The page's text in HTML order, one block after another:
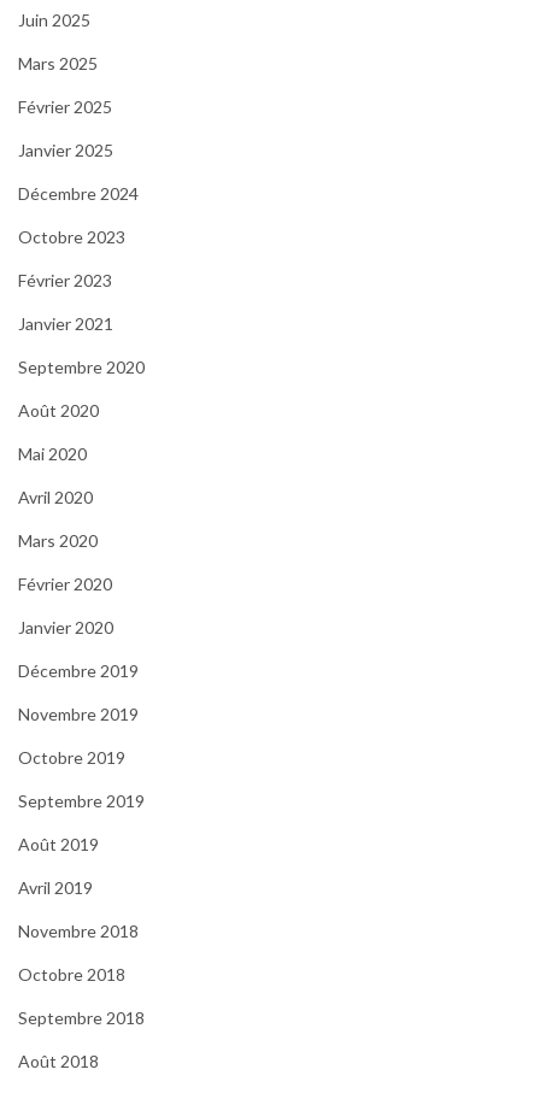
Juin 2025
Mars 2025
Février 2025
Janvier 2025
Décembre 2024
Octobre 2023
Février 2023
Janvier 2021
Septembre 2020
Août 2020
Mai 2020
Avril 2020
Mars 2020
Février 2020
Janvier 2020
Décembre 2019
Novembre 2019
Octobre 2019
Septembre 2019
Août 2019
Avril 2019
Novembre 2018
Octobre 2018
Septembre 2018
Août 2018